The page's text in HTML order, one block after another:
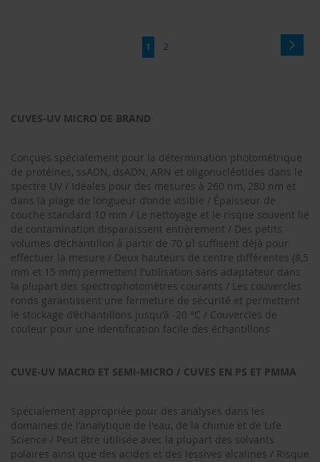
Vous
1 Page
2
CUVES-UV MICRO DE BRAND
Conçues spécialement pour la détermination photométrique
de protéines, ssADN, dsADN, ARN et oligonucléotides dans le
spectre UV / Idéales pour des mesures à 260 nm, 280 nm et
dans la plage de longueur d’onde visible / Épaisseur de
couche standard 10 mm / Le nettoyage et le risque souvent lié
de contamination disparaissent entièrement / Des petits
volumes d’échantillon à partir de 70 μl suffisent déjà pour
effectuer la mesure / Deux hauteurs de centre différentes (8,5
mm et 15 mm) permettent l'utilisation sans adaptateur dans
la plupart des spectrophotomètres courants / Les couvercles
ronds garantissent une fermeture de sécurité et permettent
le stockage d’échantillons jusqu'à -20 °C / Couvercles de
couleur pour une identification facile des échantillons
CUVE-UV MACRO ET SEMI-MICRO / CUVES EN PS ET PMMA
Spécialement appropriée pour des analyses dans les
domaines de l'analytique de l'eau, de la chimie et de Life
Science / Peut être utilisée avec la plupart des solvants
polaires ainsi que des acides et des lessives alcalines / Risque